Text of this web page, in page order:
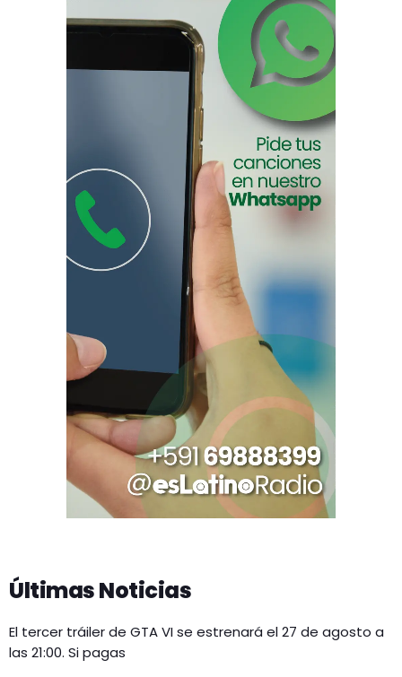
Últimas Noticias
El tercer tráiler de GTA VI se estrenará el 27 de agosto a
las 21:00. Si pagas